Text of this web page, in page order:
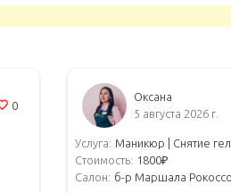
0
Оксана
5 августа 2026 г.
Услуга: Маникюр | Снятие
Стоимость: 1800₽
Салон: б-р Маршала